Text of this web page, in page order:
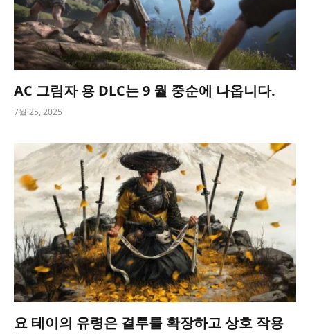
AC 그림자 용 DLC는 9 월 중순에 나옵니다.
7월 25, 2025
요 테이의 유령은 결투를 확장하고 상호 작용